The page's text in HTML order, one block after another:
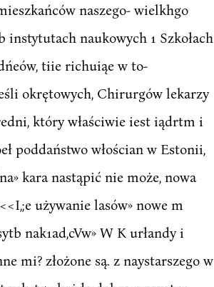
naszego- wielkhgo
instytutach naukowych 1 Szkołach
tiie richuiąe w to-
okrętowych, Chirurgów lekarzy
który właściwie iest iądrtm i
poddaństwo włościan w Estonii,
kara nastąpić nie może, nowa
używanie lasów» nowe m
nak1ad,cVw» W K urłandy i
mi? złożone są. z naystarszego w